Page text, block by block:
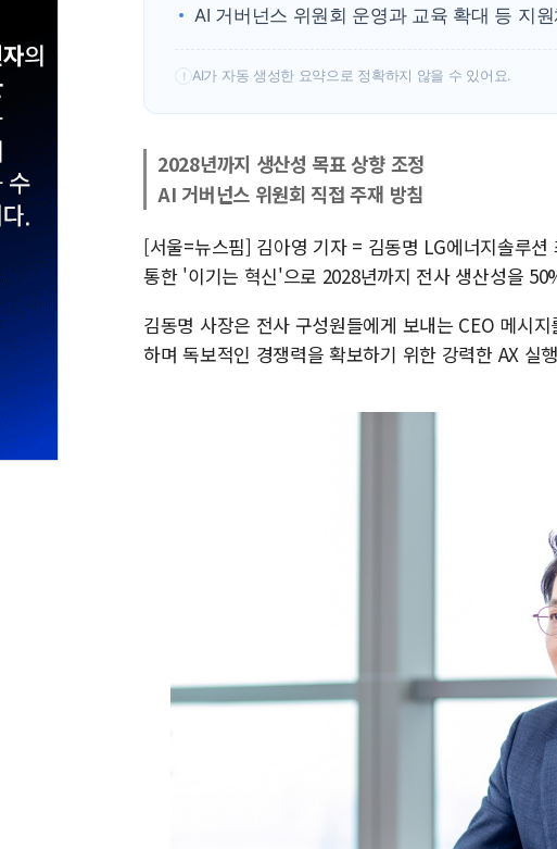
AI 거버넌스 위원회 운영과 교육 확대 등 지
! AI가 자동 생성한 요약으로 정확하지 않을 수 있어요.
2028년까지 생산성 목표 상향 조정
AI 거버넌스 위원회 직접 주재 방침
[서울=뉴스핌] 김아영 기자 = 김동명 LG에너지솔루
통한 '이기는 혁신'으로 2028년까지 전사 생산성을
김동명 사장은 전사 구성원들에게 보내는 CEO 메시
하며 독보적인 경쟁력을 확보하기 위한 강력한 AX 실